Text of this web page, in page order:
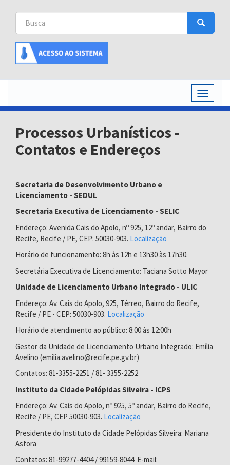
Buscar
Busca
Busca
Toggle
Processos Urbanísticos -
Contatos e Endereços
Secretaria de Desenvolvimento Urbano e
Licenciamento - SEDUL
Secretaria Executiva de Licenciamento - SELIC
Endereço: Avenida Cais do Apolo, nº 925, 12º andar, Bairro do
Recife, Recife / PE, CEP: 50030-903. Localização
Horário de funcionamento: 8h às 12h e 13h30 às 17h30.
Secretária Executiva de Licenciamento: Taciana Sotto Mayor
Unidade de Licenciamento Urbano Integrado - ULIC
Endereço: Av. Cais do Apolo, 925, Térreo, Bairro do Recife,
Recife / PE - CEP: 50030-903. Localização
Horário de atendimento ao público: 8:00 às 12:00h
Gestor da Unidade de Licenciamento Urbano Integrado: Emília
Avelino (emilia.avelino@recife.pe.gv.br)
Contatos: 81-3355-2251 / 81- 3355-2252
Instituto da Cidade Pelópidas Silveira - ICPS
Endereço: Av. Cais do Apolo, nº 925, 5º andar, Bairro do Recife,
Recife / PE, CEP 50030-903. Localização
Presidente do Instituto da Cidade Pelópidas Silveira: Mariana
Asfora
Contatos: 81-99277-4404 / 99159-8044. E-mail: